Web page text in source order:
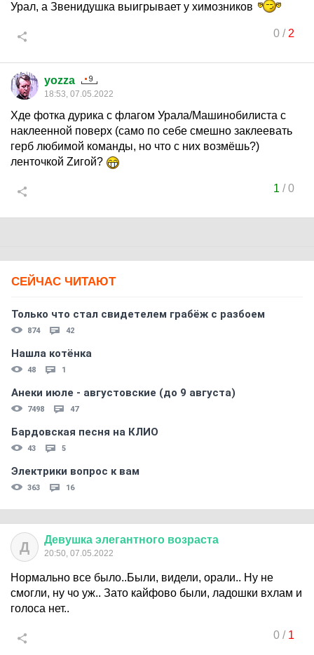
Урал, а Звенидушка выигрывает у химозников
0/ 2
yozza
18:53, 07.05.2022
Хде фотка дурика с флагом Урала/Машинобилиста с
наклеенной поверх (само по себе смешно заклеевать
герб любимой команды, но что с них возмёшь?)
ленточкой Zигой?
1 /0
СЕЙЧАС ЧИТАЮТ
Только что стал свидетелем грабёж с разбоем
874 42
Нашла котёнка
48 1
Анеки июле - августовские (до 9 августа)
7498 47
Бардовская песня на КЛИО
43 5
Электрики вопрос к вам
363 16
Д Девушка элегантного возраста
20:50, 07.05.2022
Нормально все было..Были, видели, орали.. Ну не
смогли, ну чо уж.. Зато кайфово были, ладошки вхлам и
голоса нет..
0/ 1